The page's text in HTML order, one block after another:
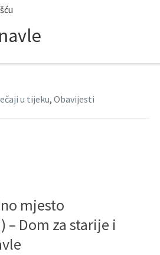
u tijeku, Obavijesti
mjesto
– Dom za starije i